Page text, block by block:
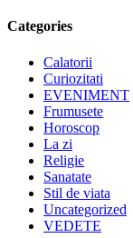
Categories
Calatorii
Curiozitati
EVENIMENT
Frumusete
Horoscop
La zi
Religie
Sanatate
Stil de viata
Uncategorized
VEDETE